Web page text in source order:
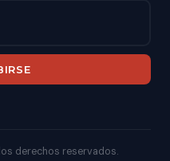
derechos reservados.